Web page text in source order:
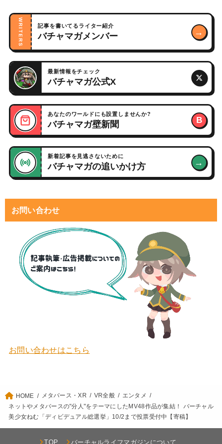
WRITERS 記事を書いてるライター紹介
バチャマガメンバー →
最新情報をチェック
バチャマガ公式X
あなたのワールドにも設置しませんか?
バチャマガ壁新聞 B
新着記事を見逃さないために
バチャマガの追いかけ方 →
お問い合わせ
お問い合わせはこちら
HOME メタバース・XR VR全般
エンタメ
ネットやメタバースの"分人"をテーマにしたMV48作品が集結！ バーチャル
美少女ねむ「ディビデュアル総選挙」10/2まで投票受付中【寄稿】
TOP バーチャルライフマガジンについて